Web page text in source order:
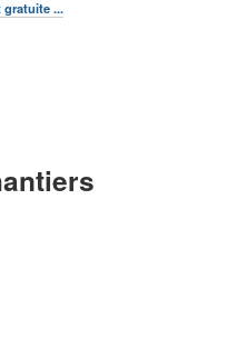
gratuite ...